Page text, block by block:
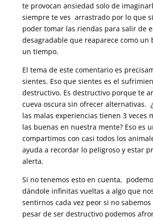
te provocan ansiedad solo de
siempre te ves arrastrado por lo que
poder tomar las riendas para salir de
desagradable que reaparece como un
un tiempo.
El tema de este comentario es
sientes. Eso que sientes es el
destructivo. Es destructivo porque te
cueva oscura sin ofrecer alternativas.
las malas experiencias tienen 3 veces
las buenas en nuestra mente? Eso es
compartimos con casi todos los
ayuda a recordar lo peligroso y estar
alerta.
Si no tenemos esto en cuenta,
dándole infinitas vueltas a algo que
sentirnos cada vez peor si no
pesar de ser destructivo podemos